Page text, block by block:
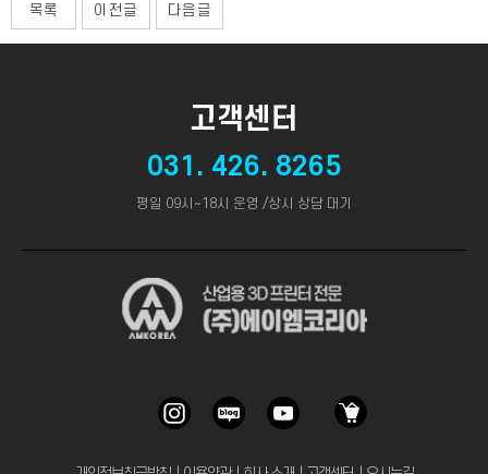
목록 이전글 다음글
고객센터
031. 426. 8265
평일 09시~18시 운영 /상시 상담 대기